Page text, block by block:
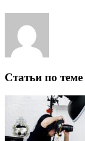
Статьи по теме